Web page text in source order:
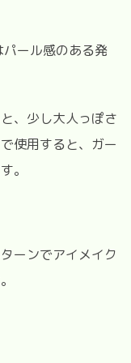
ール感のある発
、少し大人っぽさ
使用すると、ガー
。
ーンでアイメイク